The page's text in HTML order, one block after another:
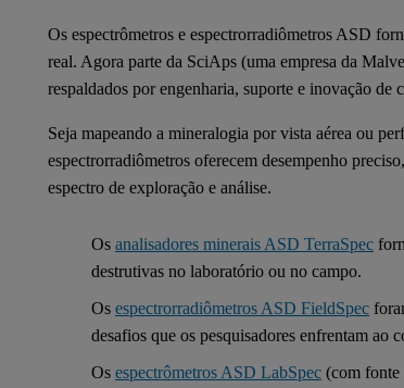
Os espectrômetros e espectrorradiômetros ASD
real. Agora parte da SciAps (uma empresa da
respaldados por engenharia, suporte e inovação de
Seja mapeando a mineralogia por vista aérea ou
espectrorradiômetros oferecem desempenho
espectro de exploração e análise.
Os analisadores minerais ASD TerraSpec
destrutivas no laboratório ou no campo.
Os espectrorradiômetros ASD FieldSpec
desafios que os pesquisadores enfrentam ao
Os espectrômetros ASD LabSpec (com fonte